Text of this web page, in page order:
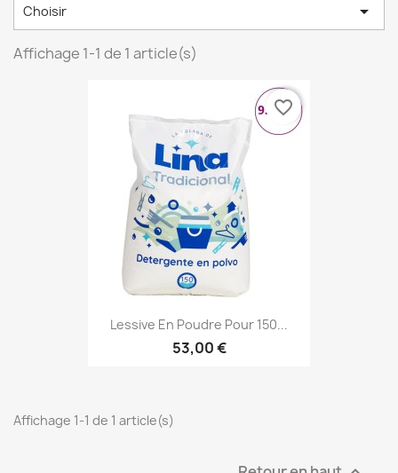
Choisir 
Affichage 1-1 de 1 article(s)
Lessive En Poudre Pour 150...
53,00 €
favorite_border
Affichage 1-1 de 1 article(s)